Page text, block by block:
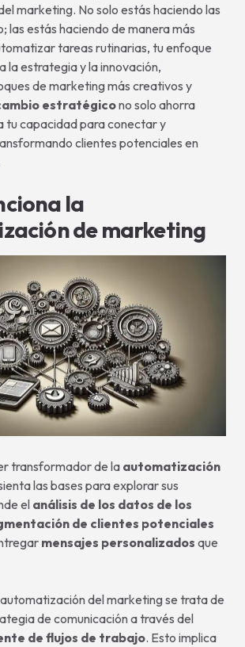
marketing. No solo estás haciendo las
las estás haciendo de manera más
tareas rutinarias, tu enfoque
la estrategia y la innovación,
de marketing más creativos y
estratégicono solo ahorra
tu capacidad para conectar y
clientes potenciales en
la
de marketing
transformador de la automatización
las bases para explorar sus
el análisis de los datos de los
de clientes potenciales
mensajes personalizados que
automatización del marketing se trata de
de comunicación a través del
de flujos de trabajo. Esto implica